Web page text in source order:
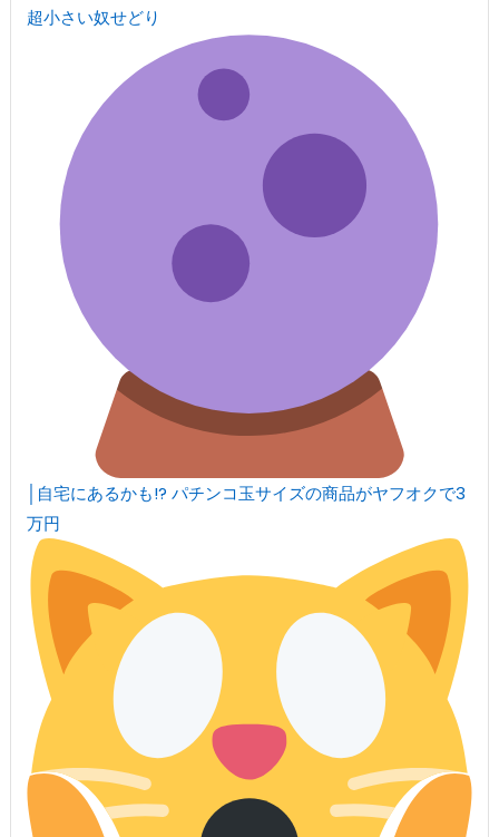
超小さい奴せどり
│自宅にあるかも!? パチンコ玉サイズの商品がヤフオクで3
万円